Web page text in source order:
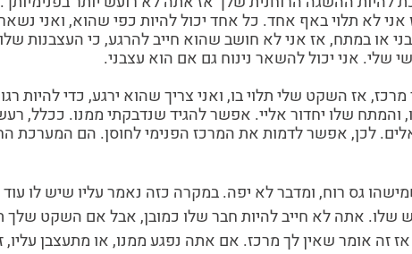
לא תלוי באף אחד. כל אחד יכול להיות כפי שהוא, ואני
או במתח, אז אני לא חושב שהוא חייב להרגע, כי העצבנות
אני יכול להשאר נינוח גם אם הוא עצבני.
אז השקט שלי תלוי בו, ואני צריך שהוא ירגע, כדי להיות
והמתח שלו יחדור אליי. אפשר להגיד שנדבקתי ממנו. ככלל,
לכן, אפשר לדמות את המרכז הפנימי לחוסן. הם המערכת
גס רוח, ומדבר לא יפה. במקרה כזה נאמר עליו שיש לו
שלו. אתה לא חייב להיות חבר שלו כמובן, אבל אם השקט שלך
אז זה אומר שאין לך מרכז. אם אתה נפגע ממנו, או מתעצבן עליו,